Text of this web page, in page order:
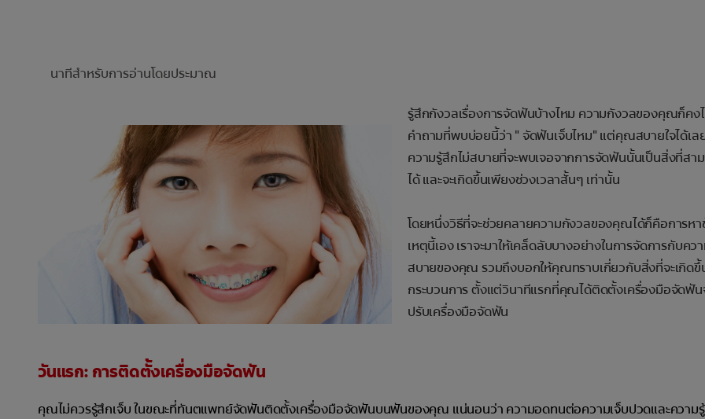
นาทีสำหรับการอ่านโดยประมาณ
รู้สึกกังวลเรื่องการจัดฟันบ้างไหม ความกังวลของคุณก็คง
คำถามที่พบบ่อยนี้ว่า " จัดฟันเจ็บไหม" แต่คุณสบายใจได้เลย
ความรู้สึกไม่สบายที่จะพบเจอจากการจัดฟันนั้นเป็นสิ่งที่สา
ได้ และจะเกิดขึ้นเพียงช่วงเวลาสั้นๆ เท่านั้น
โดยหนึ่งวิธีที่จะช่วยคลายความกังวลของคุณได้ก็คือการห
เหตุนี้เอง เราจะมาให้เคล็ดลับบางอย่างในการจัดการกับคว
สบายของคุณ รวมถึงบอกให้คุณทราบเกี่ยวกับสิ่งที่จะเกิด
กระบวนการ ตั้งแต่วินาทีแรกที่คุณได้ติดตั้งเครื่องมือจัดฟัน
ปรับเครื่องมือจัดฟัน
วันแรก: การติดตั้งเครื่องมือจัดฟัน
คุณไม่ควรรู้สึกเจ็บ ในขณะที่ทันตแพทย์จัดฟันติดตั้งเครื่องมือจัดฟันบนฟันของคุณ แน่นอนว่า ความอดทนต่อความเจ็บปวดและความ